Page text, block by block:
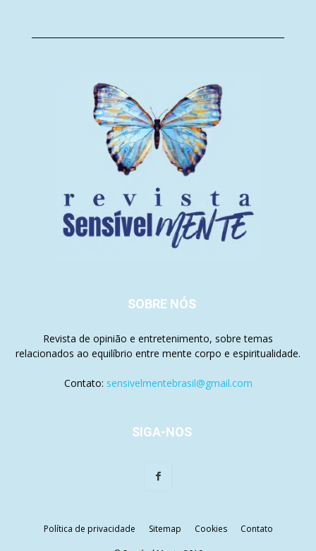
SOBRE NÓS
Revista de opinião e entretenimento, sobre temas
relacionados ao equilíbrio entre mente corpo e espiritualidade.
Contato: sensivelmentebrasil@gmail.com
SIGA-NOS
Política de privacidade Sitemap Cookies Contato